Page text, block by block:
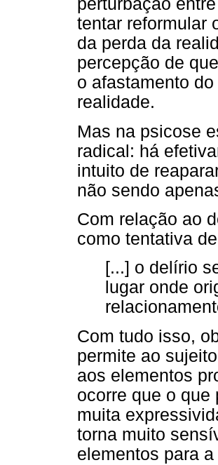
perturbação
tentar reformular
da perda da
percepção de
o afastamento
realidade.
Mas na psicose
radical: há
intuito de
não sendo
Com relação ao
como tentativa
[...] o delírio
lugar onde
Com tudo isso,
permite ao
aos elementos
ocorre que o que
muita
torna muito
elementos para